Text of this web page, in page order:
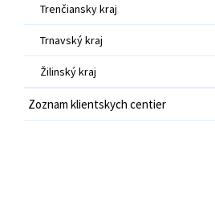
Trenčiansky kraj
Trnavský kraj
Žilinský kraj
Zoznam klientskych centier